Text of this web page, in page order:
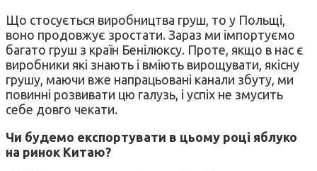
Що стосується виробництва груш, то у Польщі,
воно продовжує зростати. Зараз ми імпортуємо
багато груш з країн Бенілюксу. Проте, якщо в нас є
виробники які знають і вміють вирощувати, якісну
грушу, маючи вже напрацьовані канали збуту, ми
повинні розвивати цю галузь, і успіх не змусить
себе довго чекати.
Чи будемо експортувати в цьому році яблуко
на ринок Китаю?